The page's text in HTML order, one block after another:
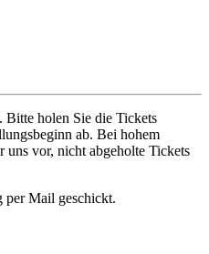
holen Sie die Tickets
ab. Bei hohem
uns vor, nicht abgeholte Tickets
per Mail geschickt.